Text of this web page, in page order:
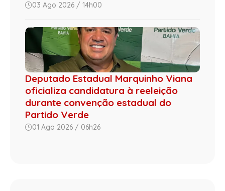
03 Ago 2026 / 14h00
Deputado Estadual Marquinho Viana
oficializa candidatura à reeleição
durante convenção estadual do
Partido Verde
01 Ago 2026 / 06h26